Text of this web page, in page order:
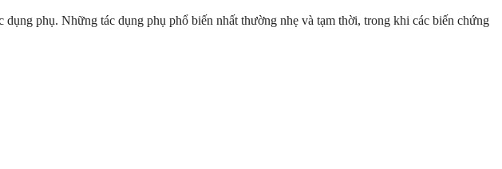
phụ. Những tác dụng phụ phổ biến nhất thường nhẹ và tạm thời, trong khi các biến chứng